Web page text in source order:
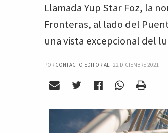
Llamada Yup Star Foz, la
Fronteras, al lado del
una vista excepcional del
POR CONTACTO EDITORIAL | 22 DICIEMBRE 2021